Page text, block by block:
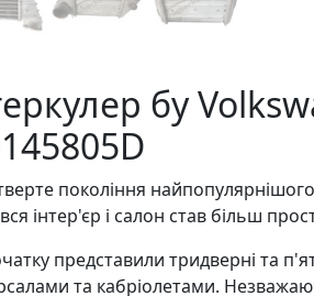
бу
покоління
інтер'єр і салон став більш
представили тридверні та
та кабріолетами.